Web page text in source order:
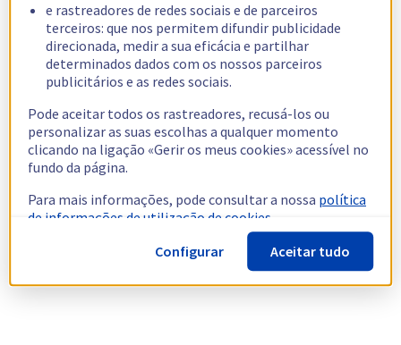
e rastreadores de redes sociais e de parceiros
terceiros: que nos permitem difundir publicidade
direcionada, medir a sua eficácia e partilhar
determinados dados com os nossos parceiros
publicitários e as redes sociais.
Pode aceitar todos os rastreadores, recusá-los ou
personalizar as suas escolhas a qualquer momento
clicando na ligação «Gerir os meus cookies» acessível no
fundo da página.
Para mais informações, pode consultar a nossa política
de informações de utilização de cookies.
Configurar
Aceitar tudo